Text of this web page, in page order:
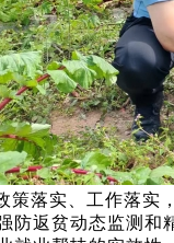
策落实、工作落实
防返贫动态监测